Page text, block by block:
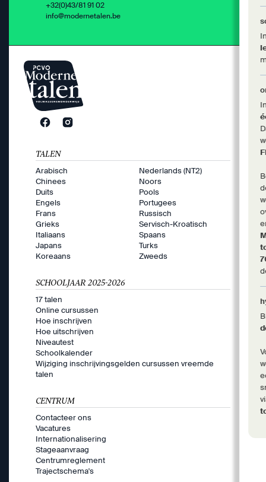
+32(0)43/81 91 02
info@modernetalen.be
TALEN
Arabisch
Chinees
Duits
Engels
Frans
Grieks
Italiaans
Japans
Koreaans
Nederlands (NT2)
Noors
Pools
Portugees
Russisch
Servisch-Kroatisch
Spaans
Turks
Zweeds
SCHOOLJAAR 2025-2026
17 talen
Online cursussen
Hoe inschrijven
Hoe uitschrijven
Niveautest
Schoolkalender
Wijziging inschrijvingsgelden cursussen vreemde
talen
CENTRUM
Contacteer ons
Vacatures
Internationalisering
Stageaanvraag
Centrumreglement
Trajectschema's